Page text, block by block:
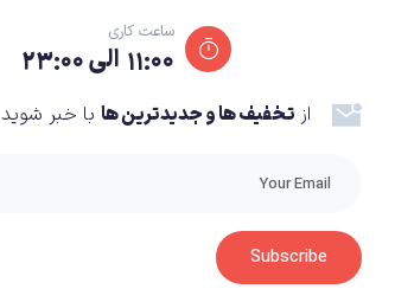
اصلی، ارن یگر، به همراه دوستانش میکاسا و آرمین، تصمیم
بعدی ایفا می‌کند. گروه‌های مختلفی از ارتش در تلاشند تا از
ساعت کاری
۱۱:۰۰ الی ۲۳:۰۰
از تخفیف ها و جدیدترین ها با خبر شوید
Subscribe